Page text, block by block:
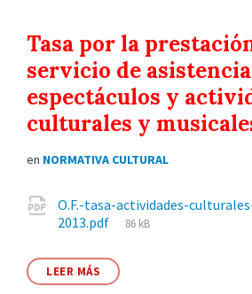
Tasa por la
servicio de
espectáculos y
culturales y
en NORMATIVA CULTURAL
Archivos
adjuntos
O.F.-tasa-actividades-
2013.pdf
Tamaño
86 kB
LEER MÁS